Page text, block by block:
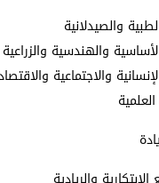
والصيدلانية
والهندسية والزراعية
والاجتماعية